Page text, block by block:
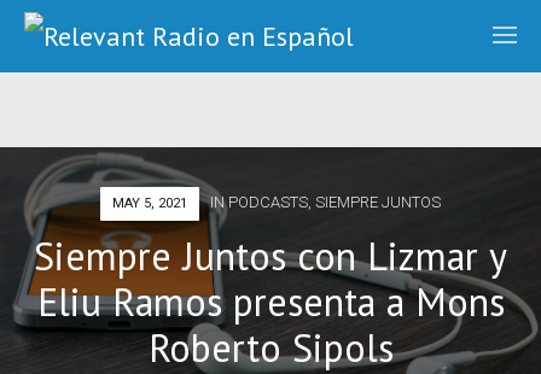
MAY 5, 2021 INPODCASTS, SIEMPRE JUNTOS
Siempre Juntos con Lizmar y
Eliu Ramos presenta a Mons
Roberto Sipols